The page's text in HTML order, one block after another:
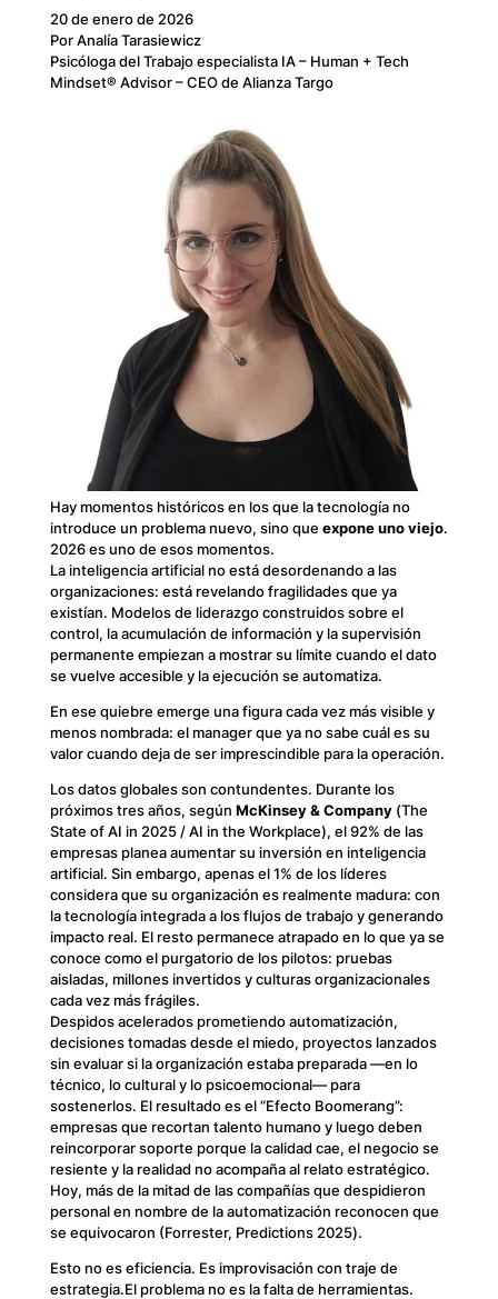
20 de enero de 2026
Por Analía Tarasiewicz
Psicóloga del Trabajo especialista IA – Human + Tech
Mindset® Advisor – CEO de Alianza Targo
Hay momentos históricos en los que la tecnología no
introduce un problema nuevo, sino que expone uno viejo.
2026 es uno de esos momentos.
La inteligencia artificial no está desordenando a las
organizaciones: está revelando fragilidades que ya
existían. Modelos de liderazgo construidos sobre el
control, la acumulación de información y la supervisión
permanente empiezan a mostrar su límite cuando el dato
se vuelve accesible y la ejecución se automatiza.
En ese quiebre emerge una figura cada vez más visible y
menos nombrada: el manager que ya no sabe cuál es su
valor cuando deja de ser imprescindible para la operación.
Los datos globales son contundentes. Durante los
próximos tres años, según McKinsey & Company(The
State of AI in 2025 / AI in the Workplace), el 92% de las
empresas planea aumentar su inversión en inteligencia
artificial. Sin embargo, apenas el 1% de los líderes
considera que su organización es realmente madura: con
la tecnología integrada a los flujos de trabajo y generando
impacto real. El resto permanece atrapado en lo que ya se
conoce como el purgatorio de los pilotos: pruebas
aisladas, millones invertidos y culturas organizacionales
cada vez más frágiles.
Despidos acelerados prometiendo automatización,
decisiones tomadas desde el miedo, proyectos lanzados
sin evaluar si la organización estaba preparada —en lo
técnico, lo cultural y lo psicoemocional— para
sostenerlos. El resultado es el “Efecto Boomerang”:
empresas que recortan talento humano y luego deben
reincorporar soporte porque la calidad cae, el negocio se
resiente y la realidad no acompaña al relato estratégico.
Hoy, más de la mitad de las compañías que despidieron
personal en nombre de la automatización reconocen que
se equivocaron (Forrester, Predictions 2025).
Esto no es eficiencia. Es improvisación con traje de
estrategia.El problema no es la falta de herramientas.